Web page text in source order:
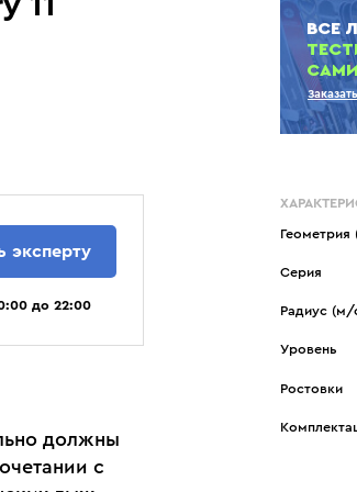
ВСЕ
САМИ
эксперту
до 22:00
должны
с
Серия
Радиус (м/
Уровень
Ростовки